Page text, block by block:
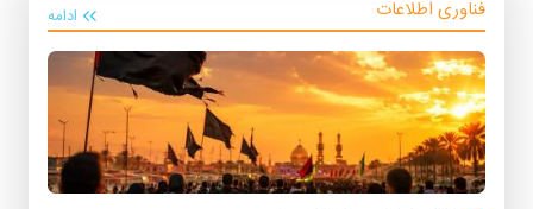
فناوری اطلاعات ادامه